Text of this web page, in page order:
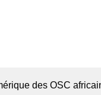
des OSC africaines